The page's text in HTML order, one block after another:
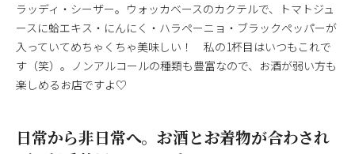
ラッディ・シーザー。ウォッカベースのカクテルで、トマトジュ
ースに蛤エキス・にんにく・ハラペーニョ・ブラックペッパーが
入っていてめちゃくちゃ美味しい！ 私の1杯目はいつもこれで
す（笑）。ノンアルコールの種類も豊富なので、お酒が弱い方も
楽しめるお店ですよ♡
日常から非日常へ。お酒とお着物が合わされ